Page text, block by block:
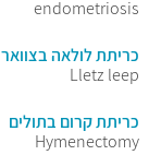
endometriosis
כריתת לולאה
Lletz leep
כריתת קרום בתולים
Hymenectomy